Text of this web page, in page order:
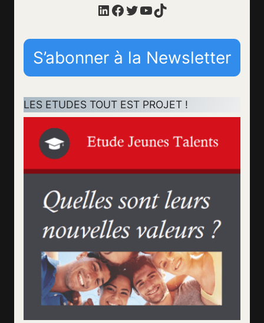
LinkedIn Facebook Twitter YouTube TikTok
S’abonner à la Newsletter
LES ETUDES TOUT EST PROJET !